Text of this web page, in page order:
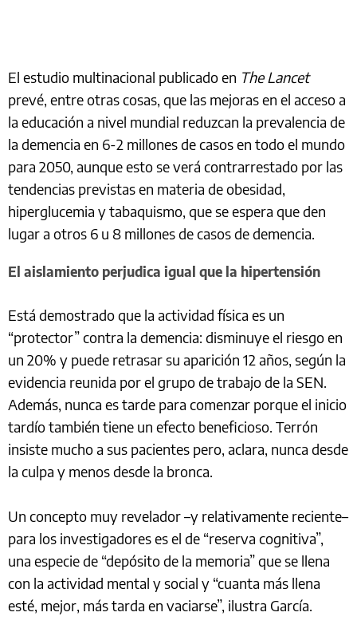
El estudio multinacional publicado en The Lancet
prevé, entre otras cosas, que las mejoras en el acceso a
la educación a nivel mundial reduzcan la prevalencia de
la demencia en 6-2 millones de casos en todo el mundo
para 2050, aunque esto se verá contrarrestado por las
tendencias previstas en materia de obesidad,
hiperglucemia y tabaquismo, que se espera que den
lugar a otros 6 u 8 millones de casos de demencia.
El aislamiento perjudica igual que la hipertensión
Está demostrado que la actividad física es un
“protector” contra la demencia: disminuye el riesgo en
un 20% y puede retrasar su aparición 12 años, según la
evidencia reunida por el grupo de trabajo de la SEN.
Además, nunca es tarde para comenzar porque el inicio
tardío también tiene un efecto beneficioso. Terrón
insiste mucho a sus pacientes pero, aclara, nunca desde
la culpa y menos desde la bronca.
Un concepto muy revelador –y relativamente reciente–
para los investigadores es el de “reserva cognitiva”,
una especie de “depósito de la memoria” que se llena
con la actividad mental y social y “cuanta más llena
esté, mejor, más tarda en vaciarse”, ilustra García.